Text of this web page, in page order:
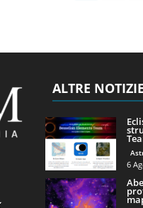
ALTRE NOTIZIE
6